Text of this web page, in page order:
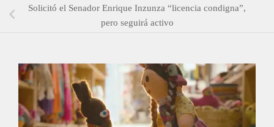
Solicitó el Senador Enrique Inzunza “licencia condigna”,
pero seguirá activo